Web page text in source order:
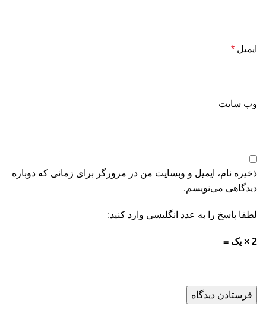
ایمیل *
وب‌ سایت
ذخیره نام، ایمیل و وبسایت من در مرورگر برای زمانی که دوباره
دیدگاهی می‌نویسم.
لطفا پاسخ را به عدد انگلیسی وارد کنید:
2 × یک =